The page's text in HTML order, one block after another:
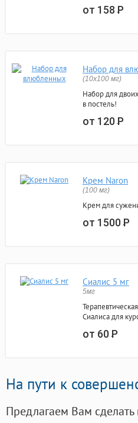
от 158Р
Набор для
(10х100 мг)
Набор для
в постель!
от 120Р
Крем Naron
(100 мг)
Крем для
от 1500Р
Сиалис 5 мг
5мг
Сиалиса для
от 60Р
На пути к
Предлагаем Вам